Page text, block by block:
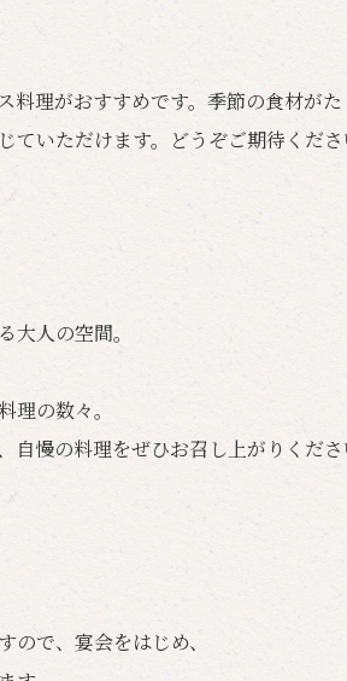
料理がおすすめです。季節の食材が
いただけます。どうぞご期待くださ
人の空間。
の数々。
慢の料理をぜひお召し上がりくださ
で、宴会をはじめ、